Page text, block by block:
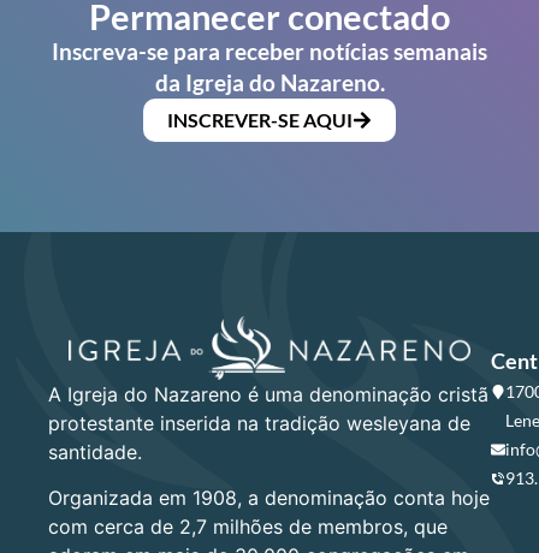
Permanecer conectado
Inscreva-se para receber notícias semanais
da Igreja do Nazareno.
INSCREVER-SE AQUI
A Igreja do Nazareno é uma denominação cristã
protestante inserida na tradição wesleyana de
santidade.
Organizada em 1908, a denominação conta hoje
com cerca de 2,7 milhões de membros, que